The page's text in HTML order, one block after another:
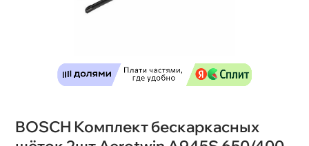
BOSCH Комплект бескаркасных